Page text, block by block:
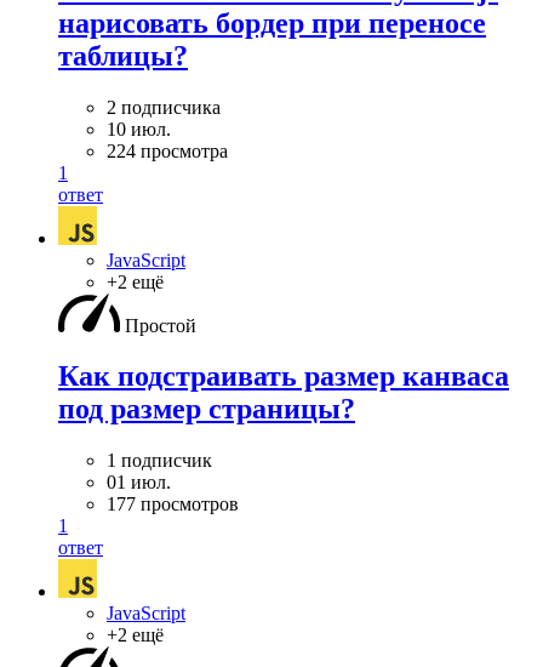
нарисовать бордер при переносе
таблицы?
2 подписчика
10 июл.
224 просмотра
1
ответ
JavaScript
+2 ещё
Простой
Как подстраивать размер канваса
под размер страницы?
1 подписчик
01 июл.
177 просмотров
1
ответ
JavaScript
+2 ещё